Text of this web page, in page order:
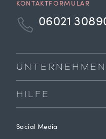
KONTAKTFORMULAR
06021
UNTERNEHMEN
HILFE
Social Media